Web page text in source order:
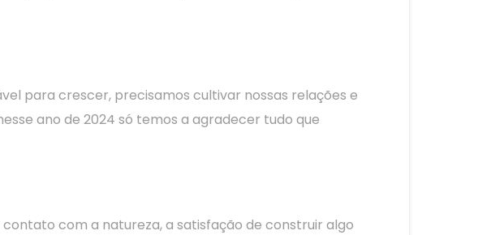
para crescer, precisamos cultivar nossas relações e
ano de 2024 só temos a agradecer tudo que
com a natureza, a satisfação de construir algo